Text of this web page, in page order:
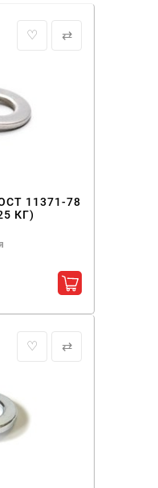
♡ ⇄
11371-78
КГ)
Добавить в
♡ ⇄